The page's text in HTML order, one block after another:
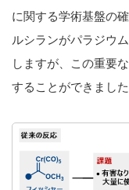
に関する学術基盤の
ルシランがパラジウ
しますが、この重要
することができました